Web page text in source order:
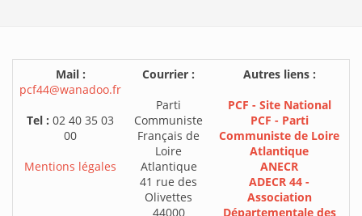
Mail :
pcf44@wanadoo.fr
Tel : 02 40 35 03
00
Mentions légales
Courrier :
Parti
Communiste
Français de
Loire
Atlantique
41 rue des
Olivettes
44000
Autres liens :
PCF - Site National
PCF - Parti
Communiste de Loire
Atlantique
ANECR
ADECR 44 -
Association
Départementale des